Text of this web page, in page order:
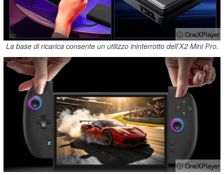
ⓘ OneXPlayer
La base di ricarica consente un utilizzo ininterrotto dell'X2 Mini Pro.
ⓘ OneXPlayer